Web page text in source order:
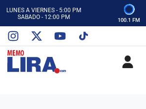
LUNES A VIERNES - 5:00 PM
SABADO - 12:00 PM
CON MEMO LIRA Y SU EQUIPO
LUNES A VIERNES - 5:00 PM
SABADO - 12:00 PM
100.1 FM